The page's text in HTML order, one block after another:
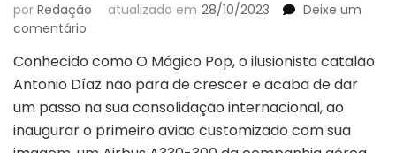
por Redação atualizado em 28/10/2023
Deixe um
comentário
CATALÃO
“APARECE”
EM
FUSELAGEM
DE
Conhecido como O Mágico Pop, o ilusionista catalão
Antonio Díaz não para de crescer e acaba de dar
um passo na sua consolidação internacional, ao
inaugurar o primeiro avião customizado com sua